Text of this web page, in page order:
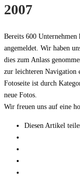
2007
Bereits 600 Unternehmen
angemeldet. Wir haben
dies zum Anlass
zur leichteren Navigation
Fotoseite ist durch
neue Fotos.
Wir freuen uns auf eine
Diesen Artikel